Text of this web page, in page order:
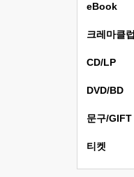
eBook
크레마클럽
CD/LP
DVD/BD
문구/GIFT
티켓